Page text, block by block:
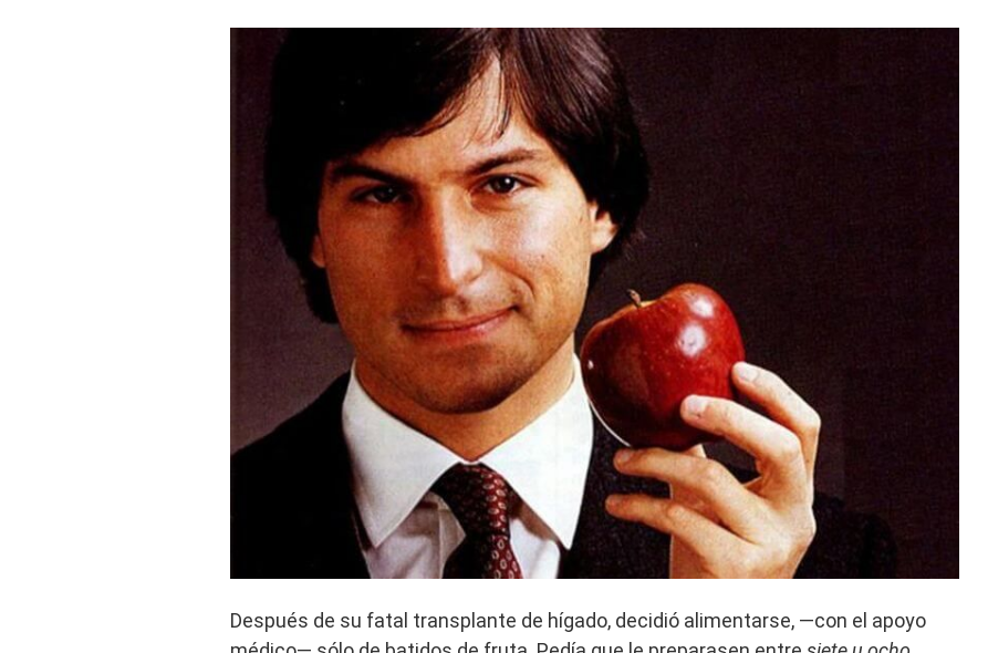
Después de su fatal transplante de hígado, decidió alimentarse, —con el apoyo